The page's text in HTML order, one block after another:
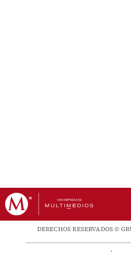
DERECHOS RESERVADOS ©